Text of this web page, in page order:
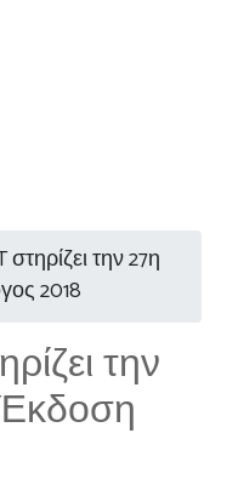
την 27η
2018
την
Έκδοση